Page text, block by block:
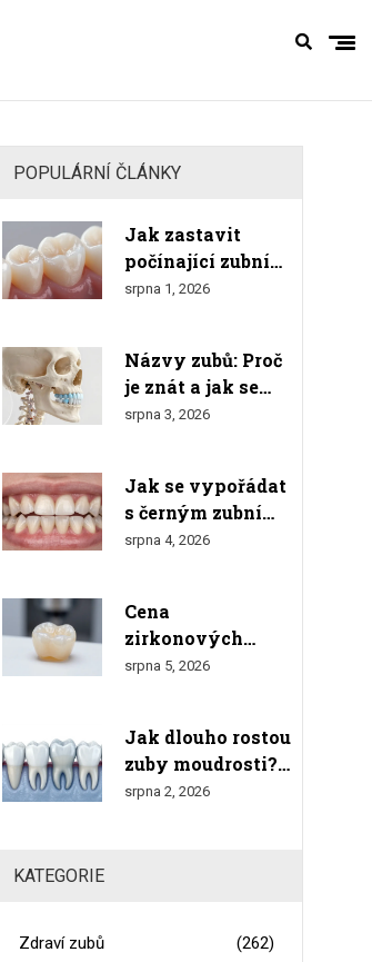
POPULÁRNÍ ČLÁNKY
Jak zastavit
počínající zubní
kaz u diabetiků:
srpna 1, 2026
Názvy zubů: Proč
je znát a jak se
orientovat v
srpna 3, 2026
Jak se vypořádat
s černým zubním
kamenem doma:
srpna 4, 2026
Cena
zirkonových
korunek v roce
srovnání
srpna 5, 2026
Jak dlouho rostou
zuby moudrosti?
Kompletní
srpna 2, 2026
KATEGORIE
Zdraví zubů
(262)